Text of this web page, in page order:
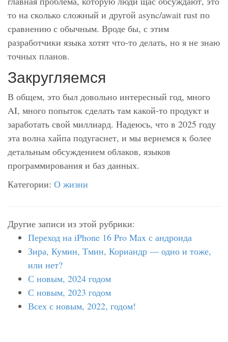
то на сколько сложный и другой async/await rust по
сравнению с обычным. Вроде бы, с этим
разработчики языка хотят что-то делать, но я не знаю
точных планов.
Закругляемся
В общем, это был довольно интересный год, много
AI, много попыток сделать там какой-то продукт и
заработать свой миллиард. Надеюсь, что в 2025 году
эта волна хайпа подугаснет, и мы вернемся к более
детальным обсуждением облаков, языков
программирования и баз данных.
Категории: О жизни
Другие записи из этой рубрики:
Переход на iPhone 16 Pro Max с андроида
Зира, Кумин, Тмин, Кориандр — одно и тоже,
или нет?
С новым, 2024 годом
С новым, 2023 годом
Всех с новым, 2022, годом!